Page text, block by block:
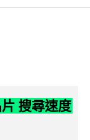
搜尋速度